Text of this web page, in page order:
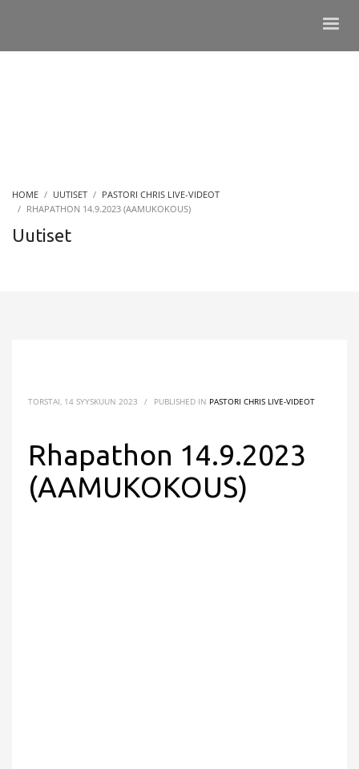
HOME UUTISET
PASTORI CHRIS LIVE-VIDEOT
RHAPATHON 14.9.2023 (AAMUKOKOUS)
Uutiset
TORSTAI, 14 SYYSKUUN 2023 / PUBLISHED IN PASTORI CHRIS LIVE-VIDEOT
Rhapathon 14.9.2023
(AAMUKOKOUS)